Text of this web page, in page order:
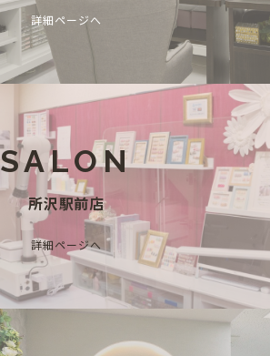
詳細ページへ
SALON
所沢駅前店
詳細ページへ